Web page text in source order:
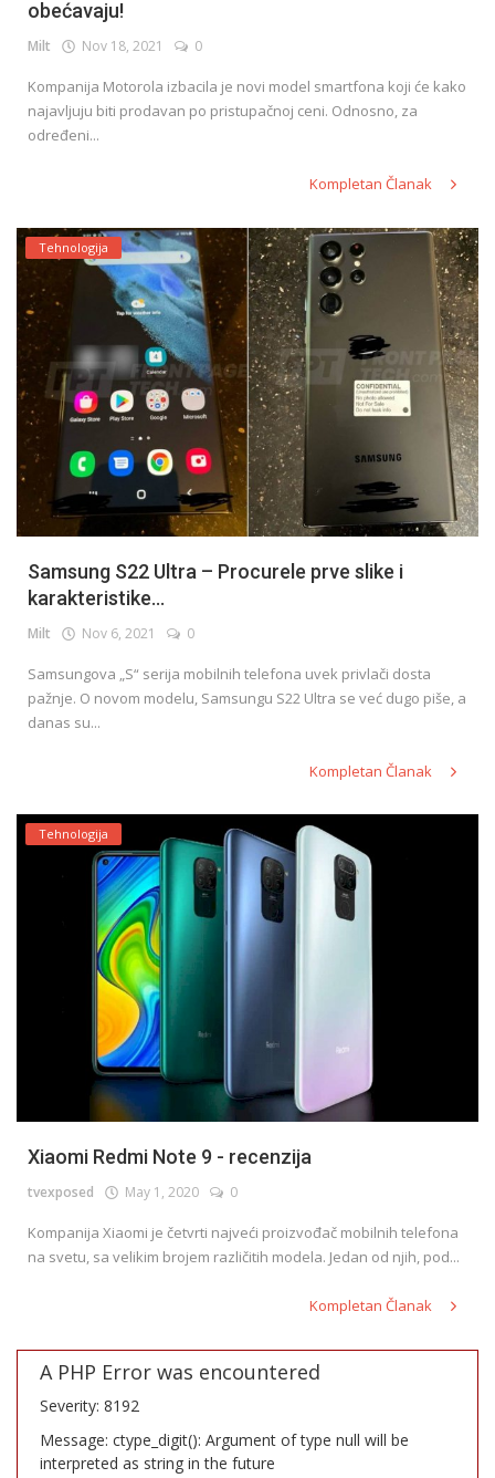
obećavaju!
Milt Nov 18, 2021 0
Kompanija Motorola izbacila je novi model smartfona koji će kako
najavljuju biti prodavan po pristupačnoj ceni. Odnosno, za
određeni...
Kompletan Članak
Tehnologija
Samsung S22 Ultra – Procurele prve slike i
karakteristike...
Milt Nov 6, 2021 0
Samsungova „S“ serija mobilnih telefona uvek privlači dosta
pažnje. O novom modelu, Samsungu S22 Ultra se već dugo piše, a
danas su...
Kompletan Članak
Tehnologija
Xiaomi Redmi Note 9 - recenzija
tvexposed May 1, 2020 0
Kompanija Xiaomi je četvrti najveći proizvođač mobilnih telefona
na svetu, sa velikim brojem različitih modela. Jedan od njih, pod...
Kompletan Članak
A PHP Error was encountered
Severity: 8192
Message: ctype_digit(): Argument of type null will be
interpreted as string in the future